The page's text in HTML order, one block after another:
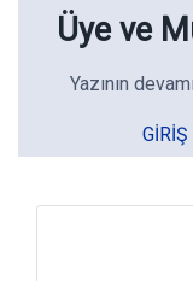
Üye ve
Yazının